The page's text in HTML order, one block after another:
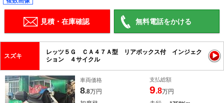
見積・在庫確認 無料電話をかける
スズキ
レッツ５Ｇ ＣＡ４７Ａ型 リアボックス付 インジェク
ション ４サイクル
車両価格
8.8万円
支払総額
9.8万円